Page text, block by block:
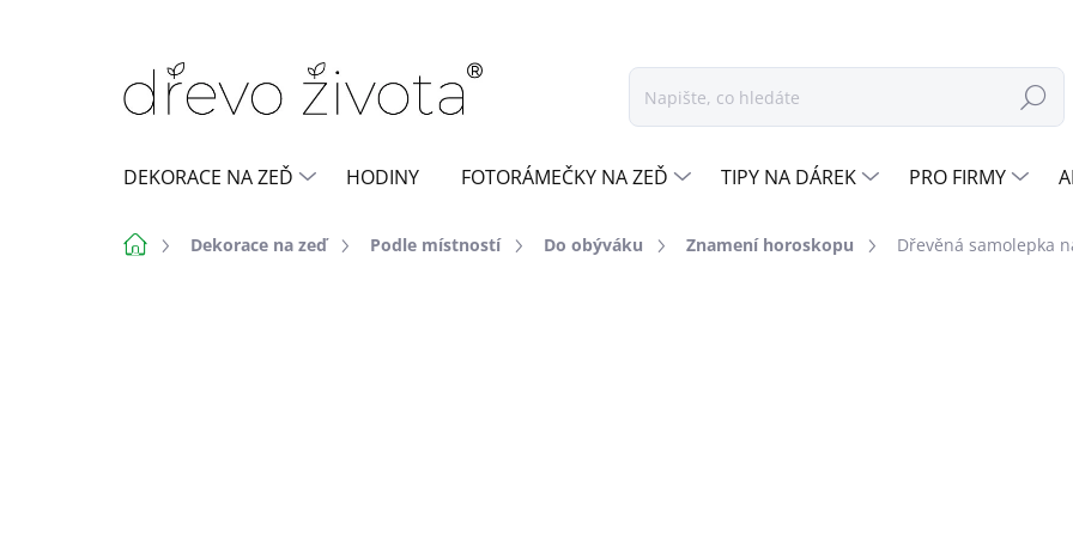
Hledat
DEKORACE NA ZEĎ HODINY FOTORÁMEČKY NA ZEĎ TIPY NA DÁREK PRO FIRMY
DomůDekorace na zeď Podle místností Do obýváku Znamení horoskopu Dřevěná samolepka